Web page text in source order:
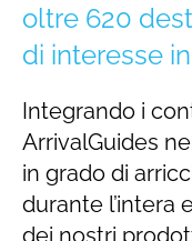
oltre 620
di interesse
Integrando i
ArrivalGuides
in grado di
durante l’intera
dei nostri